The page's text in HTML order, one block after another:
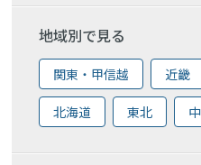
地域別で見る
関東・甲信越 近畿
北海道 東北